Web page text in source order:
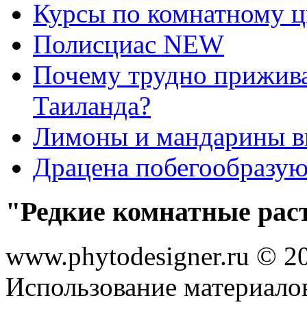
Курсы по комнатному
Полисциас NEW
Почему трудно
Таиланда?
Лимоны и мандарины
Драцена
"Редкие комнатные
www.phytodesigner.ru ©
Использование